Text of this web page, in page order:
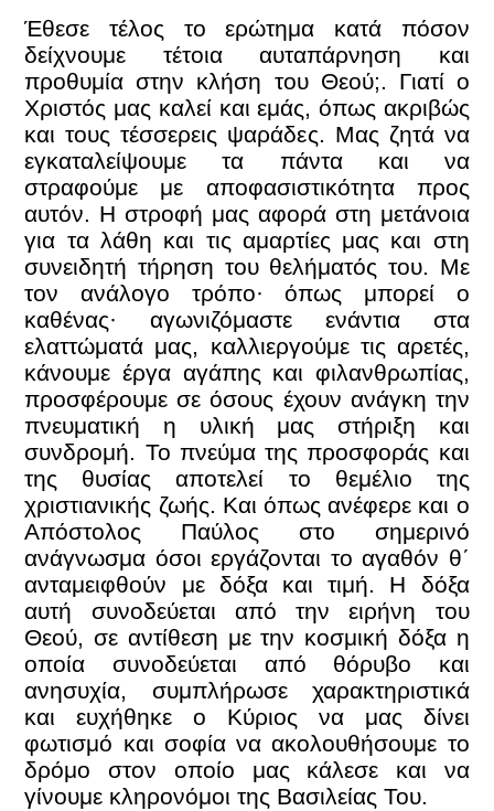
Έθεσε τέλος το ερώτημα κατά πόσον
δείχνουμε τέτοια αυταπάρνηση και
προθυμία στην κλήση του Θεού;. Γιατί ο
Χριστός μας καλεί και εμάς, όπως ακριβώς
και τους τέσσερεις ψαράδες. Μας ζητά να
εγκαταλείψουμε τα πάντα και να
στραφούμε με αποφασιστικότητα προς
αυτόν. Η στροφή μας αφορά στη μετάνοια
για τα λάθη και τις αμαρτίες μας και στη
συνειδητή τήρηση του θελήματός του. Με
τον ανάλογο τρόπο· όπως μπορεί ο
καθένας· αγωνιζόμαστε ενάντια στα
ελαττώματά μας, καλλιεργούμε τις αρετές,
κάνουμε έργα αγάπης και φιλανθρωπίας,
προσφέρουμε σε όσους έχουν ανάγκη την
πνευματική η υλική μας στήριξη και
συνδρομή. Το πνεύμα της προσφοράς και
της θυσίας αποτελεί το θεμέλιο της
χριστιανικής ζωής. Και όπως ανέφερε και ο
Απόστολος Παύλος στο σημερινό
ανάγνωσμα όσοι εργάζονται το αγαθόν θ΄
ανταμειφθούν με δόξα και τιμή. Η δόξα
αυτή συνοδεύεται από την ειρήνη του
Θεού, σε αντίθεση με την κοσμική δόξα η
οποία συνοδεύεται από θόρυβο και
ανησυχία, συμπλήρωσε χαρακτηριστικά
και ευχήθηκε ο Κύριος να μας δίνει
φωτισμό και σοφία να ακολουθήσουμε το
δρόμο στον οποίο μας κάλεσε και να
γίνουμε κληρονόμοι της Βασιλείας Του.